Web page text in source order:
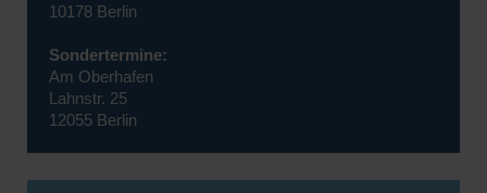
10178 Berlin
Sondertermine:
Am Oberhafen
Lahnstr. 25
12055 Berlin